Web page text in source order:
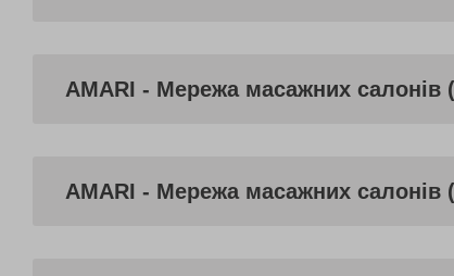
AMARI - Мережа масажних салонів
AMARI - Мережа масажних салонів